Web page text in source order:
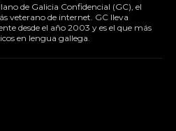
de Galicia Confidencial (GC), el
veterano de internet. GC lleva
desde el año 2003 y es el que más
en lengua gallega.